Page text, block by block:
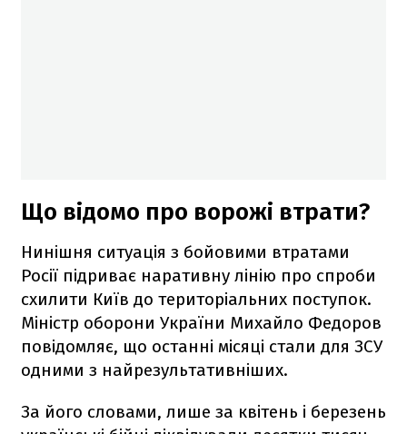
Що відомо про ворожі втрати?
Нинішня ситуація з бойовими втратами
Росії підриває наративну лінію про спроби
схилити Київ до територіальних поступок.
Міністр оборони України Михайло Федоров
повідомляє, що останні місяці стали для ЗСУ
одними з найрезультативніших.
За його словами, лише за квітень і березень